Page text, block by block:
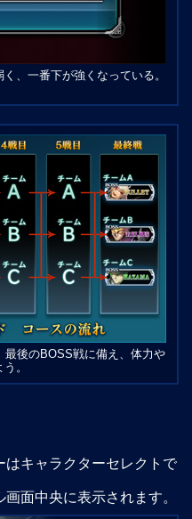
、一番下が強くなっている。
最後のBOSS戦に備え、体力や
。
キャラクターセレクトで
面中央に表示されます。